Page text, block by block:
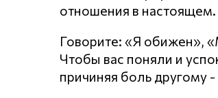
отношения в настоящем.
Говорите: «Я обижен»,
Чтобы вас поняли и
причиняя боль другому